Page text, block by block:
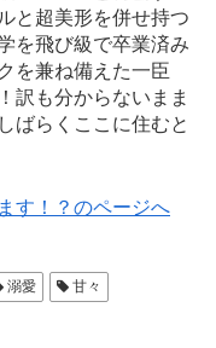
と超美形を併せ持つ
を飛び級で卒業済み
を兼ね備えた一臣
訳も分からないまま
ばらくここに住むと
す！？のページへ
溺愛 甘々